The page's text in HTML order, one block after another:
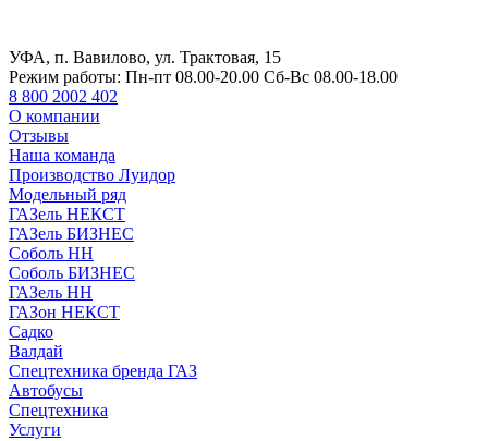
УФА, п. Вавилово, ул. Трактовая, 15
Режим работы: Пн-пт 08.00-20.00 Сб-Вс 08.00-18.00
8 800 2002 402
О компании
Отзывы
Наша команда
Производство Луидор
Модельный ряд
ГАЗель НЕКСТ
ГАЗель БИЗНЕС
Соболь НН
Соболь БИЗНЕС
ГАЗель НН
ГАЗон НЕКСТ
Садко
Валдай
Спецтехника бренда ГАЗ
Автобусы
Спецтехника
Услуги